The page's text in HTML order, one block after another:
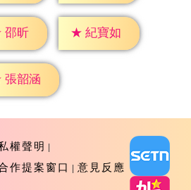
邵昕 ★ 紀寶如
張韶涵
權聲明
作提案窗口 意見反應